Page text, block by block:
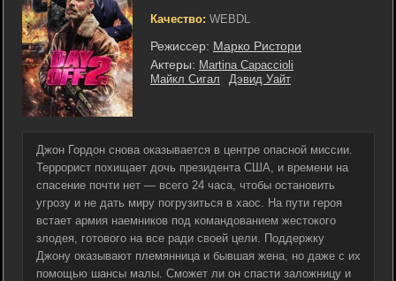
Качество: WEBDL
Режиссер: Марко Ристори
Актеры: Martina Capaccioli
Майкл Сигал
Дэвид Уайт
Джон Гордон снова оказывается в центре опасной миссии.
Террорист похищает дочь президента США, и времени на
спасение почти нет — всего 24 часа, чтобы остановить
угрозу и не дать миру погрузиться в хаос. На пути героя
встает армия наемников под командованием жестокого
злодея, готового на все ради своей цели. Поддержку
Джону оказывают племянница и бывшая жена, но даже с их
помощью шансы малы. Сможет ли он спасти заложницу и